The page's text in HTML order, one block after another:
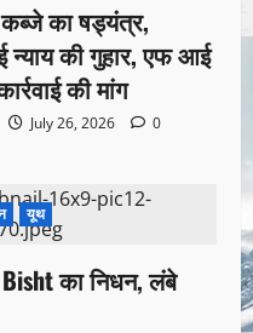
का षड्यंत्र,
न्याय की गुहार, एफ आई
की मांग
July 26, 2026
0
यूथ
Bisht का निधन, लंबे